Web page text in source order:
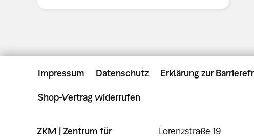
Impressum Datenschutz Erklärung zur
Shop-Vertrag widerrufen
ZKM | Zentrum für
Lorenzstraße 19